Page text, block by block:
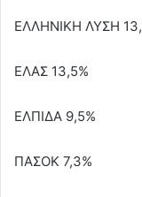
ΕΛΛΗΝΙΚΗ ΛΥΣΗ
ΕΛΑΣ 13,5%
ΕΛΠΙΔΑ 9,5%
ΠΑΣΟΚ 7,3%